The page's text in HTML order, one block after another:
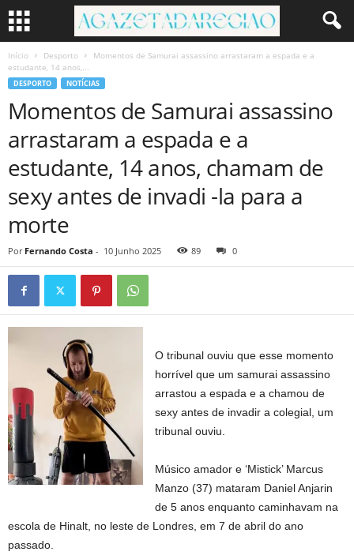
Início Desporto
Momentos de Samurai assassino arrastaram a espada e a
estudante, 14 anos,...
DESPORTO NOTÍCIAS
Momentos de Samurai assassino
arrastaram a espada e a
estudante, 14 anos, chamam de
sexy antes de invadi -la para a
morte
Por Fernando Costa - 10 Junho 2025 89 0
O tribunal ouviu que esse momento
horrível que um samurai assassino
arrastou a espada e a chamou de
sexy antes de invadir a colegial, um
tribunal ouviu.
Músico amador e ‘Mistick’ Marcus
Manzo (37) mataram Daniel Anjarin
de 5 anos enquanto caminhavam na
escola de Hinalt, no leste de Londres, em 7 de abril do ano
passado.